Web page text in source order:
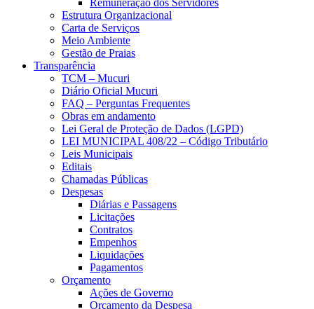
Remuneração dos Servidores
Estrutura Organizacional
Carta de Serviços
Meio Ambiente
Gestão de Praias
Transparência
TCM – Mucuri
Diário Oficial Mucuri
FAQ – Perguntas Frequentes
Obras em andamento
Lei Geral de Proteção de Dados (LGPD)
LEI MUNICIPAL 408/22 – Código Tributário
Leis Municipais
Editais
Chamadas Públicas
Despesas
Diárias e Passagens
Licitações
Contratos
Empenhos
Liquidações
Pagamentos
Orçamento
Ações de Governo
Orçamento da Despesa